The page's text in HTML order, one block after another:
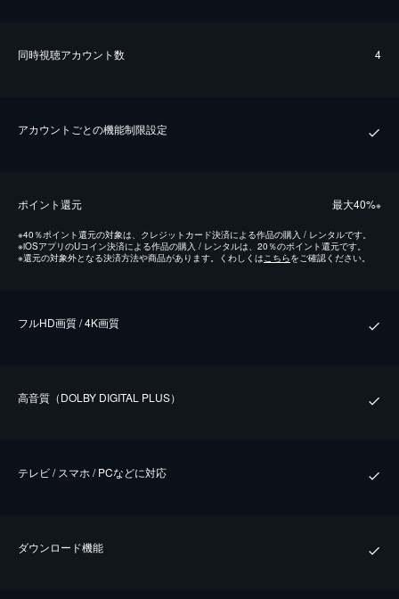
同時視聴アカウント数 4
アカウントごとの機能制限設定
ポイント還元 最⼤40%※
※40％ポイント還元の対象は、クレジットカード決済による作品の購入 / レンタルです。
※iOSアプリのUコイン決済による作品の購入 / レンタルは、20％のポイント還元です。
※還元の対象外となる決済方法や商品があります。くわしくは こちらをご確認ください。
フルHD画質 / 4K画質
⾼⾳質（DOLBY DIGITAL PLUS）
テレビ / スマホ / PCなどに対応
ダウンロード機能